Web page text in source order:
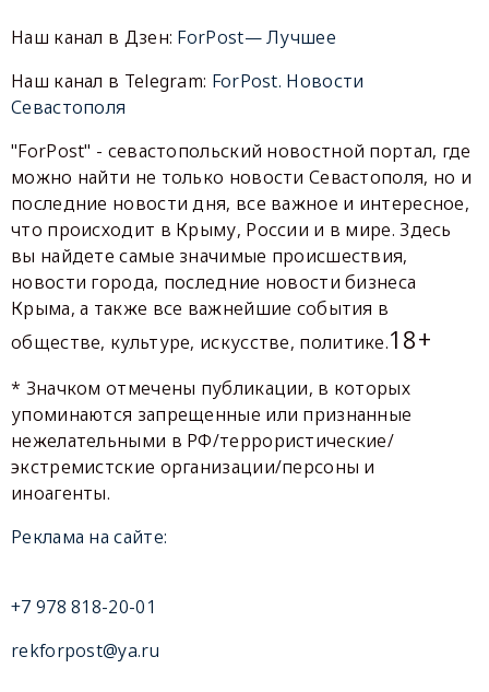
Наш канал в Дзен: ForPost— Лучшее
Наш канал в Telegram: ForPost. Новости
Севастополя
"ForPost" - севастопольский новостной портал, где
можно найти не только новости Севастополя, но и
последние новости дня, все важное и интересное,
что происходит в Крыму, России и в мире. Здесь
вы найдете самые значимые происшествия,
новости города, последние новости бизнеса
Крыма, а также все важнейшие события в
обществе, культуре, искусстве, политике.18+
* Значком отмечены публикации, в которых
упоминаются запрещенные или признанные
нежелательными в РФ/террористические/
экстремистские организации/персоны и
иноагенты.
Реклама на сайте:
+7 978 818-20-01
rekforpost@ya.ru